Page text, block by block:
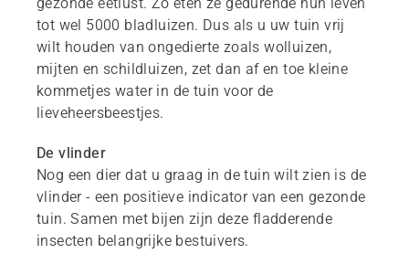
tot wel 5000 bladluizen. Dus als u uw tuin vrij
wilt houden van ongedierte zoals wolluizen,
mijten en schildluizen, zet dan af en toe kleine
kommetjes water in de tuin voor de
lieveheersbeestjes.
De vlinder
Nog een dier dat u graag in de tuin wilt zien is de
vlinder - een positieve indicator van een gezonde
tuin. Samen met bijen zijn deze fladderende
insecten belangrijke bestuivers.